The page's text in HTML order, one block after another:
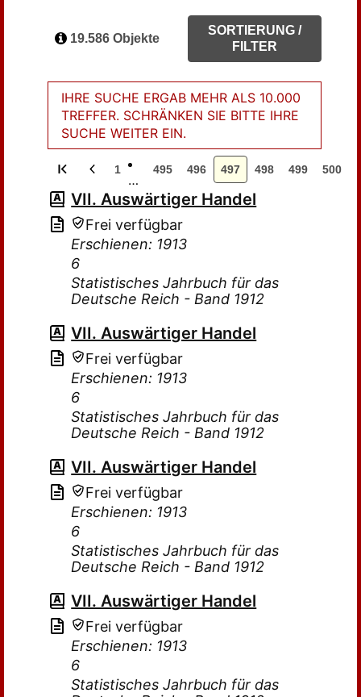
19.586 Objekte
SORTIERUNG /
FILTER
IHRE SUCHE ERGAB MEHR ALS 10.000
TREFFER. SCHRÄNKEN SIE BITTE IHRE
SUCHE WEITER EIN.
1
…
495 496 497 498 499 500
VII. Auswärtiger Handel
Frei verfügbar
Erschienen: 1913
6
Statistisches Jahrbuch für das
Deutsche Reich - Band 1912
VII. Auswärtiger Handel
Frei verfügbar
Erschienen: 1913
6
Statistisches Jahrbuch für das
Deutsche Reich - Band 1912
VII. Auswärtiger Handel
Frei verfügbar
Erschienen: 1913
6
Statistisches Jahrbuch für das
Deutsche Reich - Band 1912
VII. Auswärtiger Handel
Frei verfügbar
Erschienen: 1913
6
Statistisches Jahrbuch für das